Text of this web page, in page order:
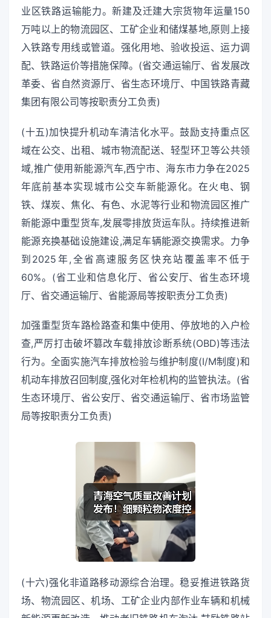
业区铁路运输能力。新建及迁建大宗货物年运量150
万吨以上的物流园区、工矿企业和储煤基地,原则上接
入铁路专用线或管道。强化用地、验收投运、运力调
配、铁路运价等措施保障。(省交通运输厅、省发展改
革委、省自然资源厅、省生态环境厅、中国铁路青藏
集团有限公司等按职责分工负责)
(十五)加快提升机动车清洁化水平。鼓励支持重点区
域在公交、出租、城市物流配送、轻型环卫等公共领
域,推广使用新能源汽车,西宁市、海东市力争在2025
年底前基本实现城市公交车新能源化。在火电、钢
铁、煤炭、焦化、有色、水泥等行业和物流园区推广
新能源中重型货车,发展零排放货运车队。持续推进新
能源充换基础设施建设,满足车辆能源交换需求。力争
到2025年,全省高速服务区快充站覆盖率不低于
60%。(省工业和信息化厅、省公安厅、省生态环境
厅、省交通运输厅、省能源局等按职责分工负责)
加强重型货车路检路查和集中使用、停放地的入户检
查,严厉打击破坏篡改车载排放诊断系统(OBD)等违法
行为。全面实施汽车排放检验与维护制度(I/M制度)和
机动车排放召回制度,强化对年检机构的监管执法。(省
生态环境厅、省公安厅、省交通运输厅、省市场监管
局等按职责分工负责)
(十六)强化非道路移动源综合治理。稳妥推进铁路货
场、物流园区、机场、工矿企业内部作业车辆和机械